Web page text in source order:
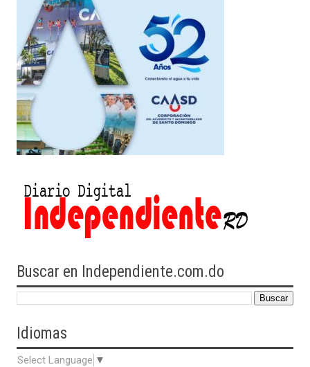
Buscar en Independiente.com.do
Idiomas
Select Language ▼